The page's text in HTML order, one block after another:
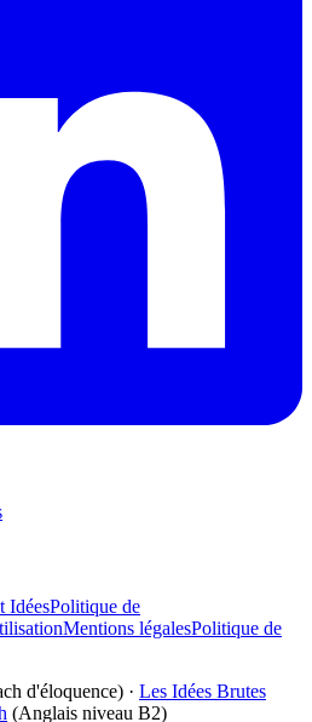
IdéesPolitique de
Mentions légalesPolitique de
d'éloquence) · Les Idées Brutes
(Anglais niveau B2)